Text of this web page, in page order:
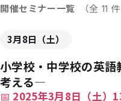
開催セミナー一覧 （全 11 件
3月8日（土）
小学校・中学校の英
考える―
📅 2025年3月8日（土）